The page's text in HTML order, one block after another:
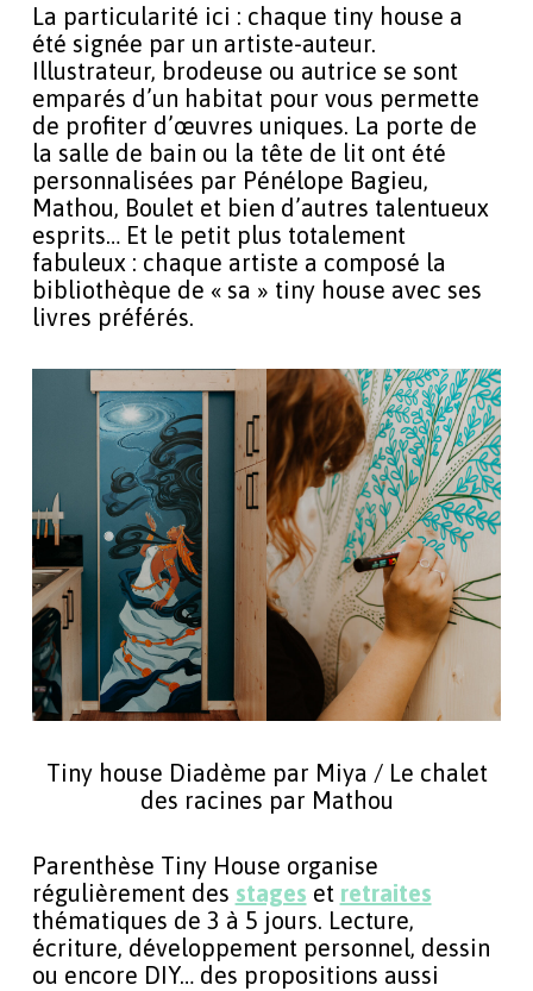
La particularité ici : chaque tiny house a
été signée par un artiste-auteur.
Illustrateur, brodeuse ou autrice se sont
emparés d’un habitat pour vous permette
de profiter d’œuvres uniques. La porte de
la salle de bain ou la tête de lit ont été
personnalisées par Pénélope Bagieu,
Mathou, Boulet et bien d’autres talentueux
esprits… Et le petit plus totalement
fabuleux : chaque artiste a composé la
bibliothèque de « sa » tiny house avec ses
livres préférés.
Tiny house Diadème par Miya / Le chalet
des racines par Mathou
Parenthèse Tiny House organise
régulièrement des stages et retraites
thématiques de 3 à 5 jours. Lecture,
écriture, développement personnel, dessin
ou encore DIY… des propositions aussi